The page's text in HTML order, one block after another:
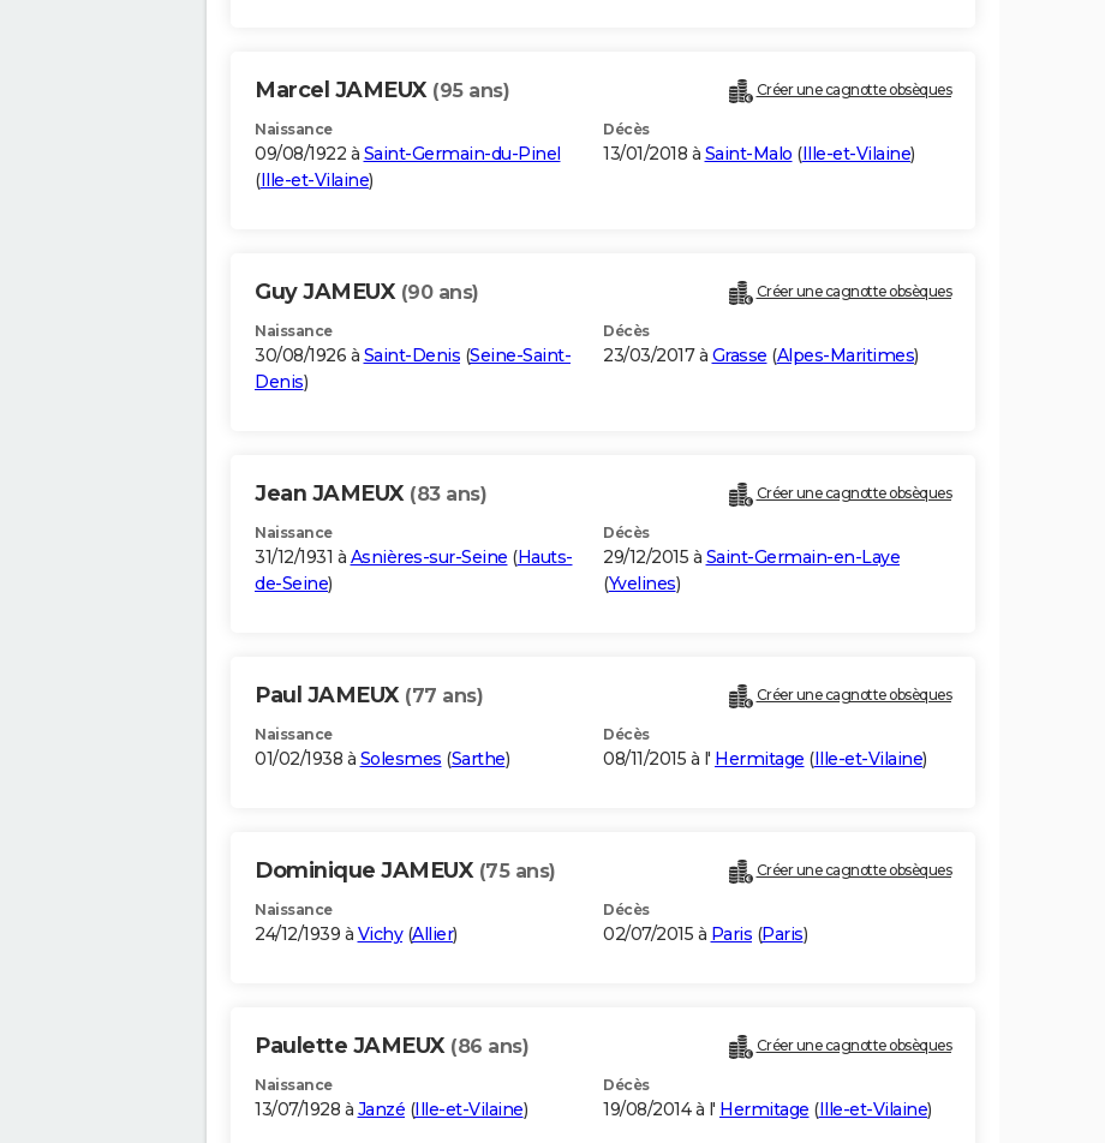
Marcel JAMEUX (95 ans) Créer une cagnotte obsèques
Naissance
09/08/1922 à Saint-Germain-du-Pinel
(Ille-et-Vilaine)
Décès
13/01/2018 à Saint-Malo (Ille-et-Vilaine)
Guy JAMEUX (90 ans) Créer une cagnotte obsèques
Naissance
30/08/1926 à Saint-Denis (Seine-Saint-
Denis)
Décès
23/03/2017 à Grasse (Alpes-Maritimes)
Jean JAMEUX (83 ans) Créer une cagnotte obsèques
Naissance
31/12/1931 à Asnières-sur-Seine (Hauts-
de-Seine)
Décès
29/12/2015 à Saint-Germain-en-Laye
(Yvelines)
Paul JAMEUX (77 ans) Créer une cagnotte obsèques
Naissance
01/02/1938 à Solesmes (Sarthe)
Décès
08/11/2015 à l' Hermitage (Ille-et-Vilaine)
Dominique JAMEUX (75 ans) Créer une cagnotte obsèques
Naissance
24/12/1939 à Vichy(Allier)
Décès
02/07/2015 à Paris (Paris)
Paulette JAMEUX (86 ans) Créer une cagnotte obsèques
Naissance
13/07/1928 à Janzé (Ille-et-Vilaine)
Décès
19/08/2014 à l' Hermitage (Ille-et-Vilaine)